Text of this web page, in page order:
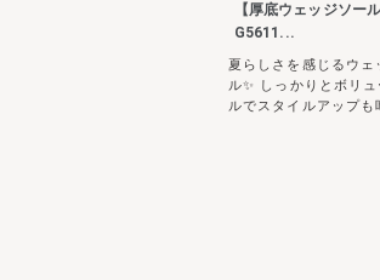
【厚底ウェッジソー
G5611...
夏らしさを感じるウェ
ル✨ しっかりとボリ
ルでスタイルアップも